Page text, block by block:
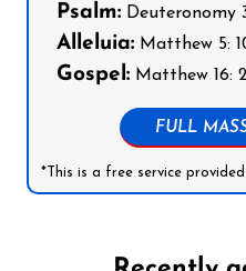
Psalm: Deuteronomy
Alleluia: Matthew 5:
Gospel: Matthew 16:
FULL
*This is a free service